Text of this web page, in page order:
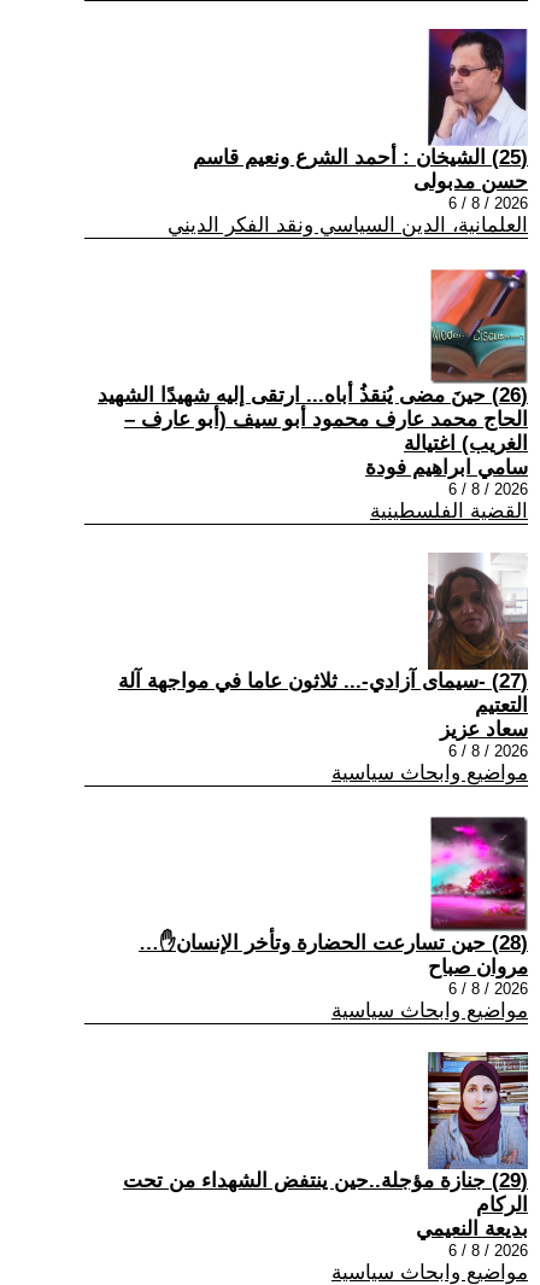
(25) الشيخان : أحمد الشرع ونعيم قاسم
حسن مدبولى
2026 / 8 / 6
العلمانية، الدين السياسي ونقد الفكر الديني
(26) حينَ مضى يُنقذُ أباه... ارتقى إليه شهيدًا الشهيد
الحاج محمد عارف محمود أبو سيف (أبو عارف –
الغريب) اغتيالة
سامي ابراهيم فودة
2026 / 8 / 6
القضية الفلسطينية
(27) -سيمای آزادي-... ثلاثون عاما في مواجهة آلة
التعتيم
سعاد عزيز
2026 / 8 / 6
مواضيع وابحاث سياسية
(28) حين تسارعت الحضارة وتأخر الإنسان✋…
مروان صباح
2026 / 8 / 6
مواضيع وابحاث سياسية
(29) جنازة مؤجلة..حين ينتفض الشهداء من تحت
الركام
بديعة النعيمي
2026 / 8 / 6
مواضيع وابحاث سياسية